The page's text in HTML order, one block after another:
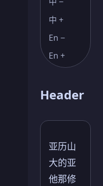
中 +
En −
En +
Header
亚历山
大的亚
他那修